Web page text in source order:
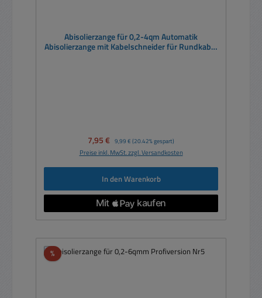
Abisolierzange für 0,2-4qm Automatik
Abisolierzange mit Kabelschneider für Rundkabel
Verkaufspreis:
7,95 € Regulärer Preis:
9,99 € (20.42% gespart)
Preise inkl. MwSt. zzgl. Versandkosten
In den Warenkorb
%Rabatt